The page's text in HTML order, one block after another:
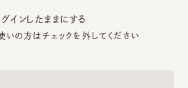
グインしたままにする
の方はチェックを外してください